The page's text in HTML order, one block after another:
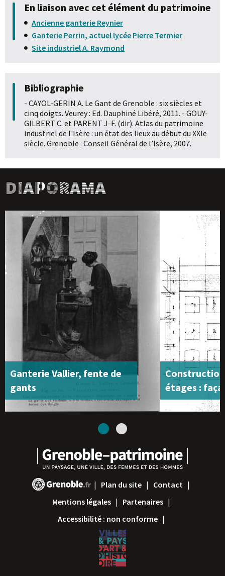
En liaison avec cet élément du patrimoine
Ancienne ganterie Reynier
Ganterie Perrin, actuel lycée Pierre Termier
Site industriel A. Raymond
Bibliographie
- CAYOL-GERIN A. Le Gant de Grenoble : six siècles et
cinq doigts. Veurey : Ed. Dauphiné Libéré, 2011. - GOUY-
GILBERT C. et PARENT J-F. (dir). Atlas du patrimoine
industriel de l'Isère : un état des lieux au début du XXIe
siècle. Grenoble : Conseil Général de l’Isère, 2007.
Diaporama
Ganterie Vallier, fente de
gants
étages :
Plan du site
Contact
Mentions légales
Partenaires
Accessibilité : non conforme